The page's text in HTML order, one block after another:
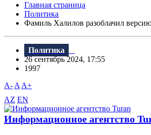
Главная страница
Политика
Фамиль Халилов разоблачил
Политика
26 сентябрь 2024, 17:55
1997
A- A A+
AZ EN
Информационное агентство